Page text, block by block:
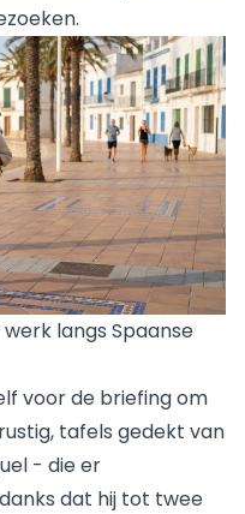
langs Spaanse
voor de briefing om
tafels gedekt van
- die er
dat hij tot twee